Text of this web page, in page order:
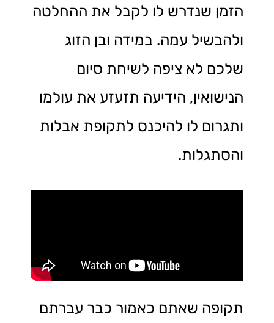
הזמן שנדרש לו לקבל את ההחלטה
ולהבשיל עמה. במידה ובן הזוג
שלכם לא ציפה לשיחת סיום
הנישואין, הידיעה תזעזע את עולמו
ותגרום לו להיכנס לתקופת אבלות
והסתגלות.
תקופה שאתם כאמור כבר עברתם